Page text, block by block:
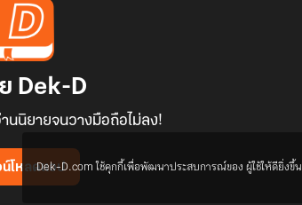
Dek-D
นนิยายจนวางมือถือไม่ลง!
น์โหลดแอปDek-D.com ใช้คุกกี้เพื่อพัฒนาประสบการณ์ของ ผู้ใช้ให้ดียิ่งขึ้น